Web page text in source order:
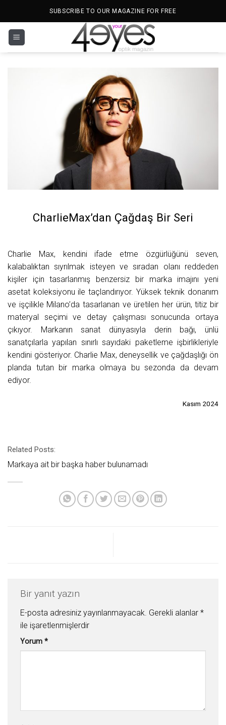
SUBSCRIBE TO OUR MAGAZINE FOR FREE
CharlieMax’dan Çağdaş Bir Seri
Charlie Max, kendini ifade etme özgürlüğünü seven,
kalabalıktan sıyrılmak isteyen ve sıradan olanı reddeden
kişiler için tasarlanmış benzersiz bir marka imajını yeni
asetat koleksiyonu ile taçlandırıyor. Yüksek teknik donanım
ve işçilikle Milano’da tasarlanan ve üretilen her ürün, titiz bir
materyal seçimi ve detay çalışması sonucunda ortaya
çıkıyor. Markanın sanat dünyasıyla derin bağı, ünlü
sanatçılarla yapılan sınırlı sayıdaki paketleme işbirlikleriyle
kendini gösteriyor. Charlie Max, deneysellik ve çağdaşlığı ön
planda tutan bir marka olmaya bu sezonda da devam
ediyor.
Kasım 2024
Related Posts:
Markaya ait bir başka haber bulunamadı
Bir yanıt yazın
E-posta adresiniz yayınlanmayacak. Gerekli alanlar *
ile işaretlenmişlerdir
Yorum *